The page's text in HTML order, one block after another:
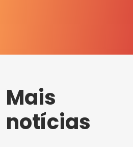
Mais
notícias